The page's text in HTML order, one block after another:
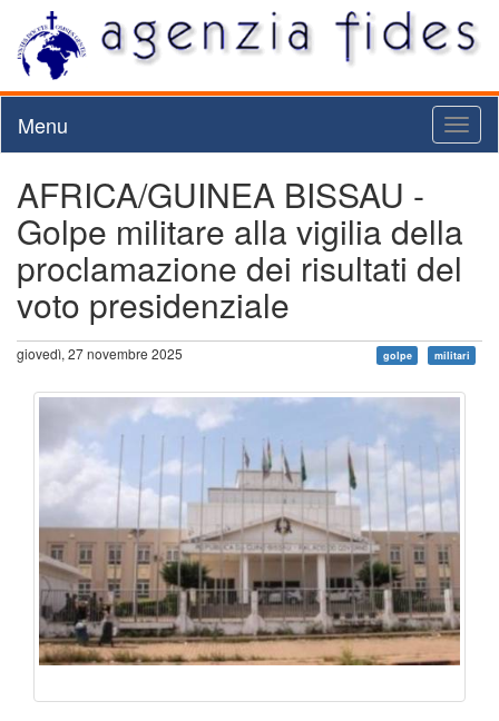
Menu
AFRICA/GUINEA BISSAU -
Golpe militare alla vigilia della
proclamazione dei risultati del
voto presidenziale
giovedì, 27 novembre 2025 golpe militari